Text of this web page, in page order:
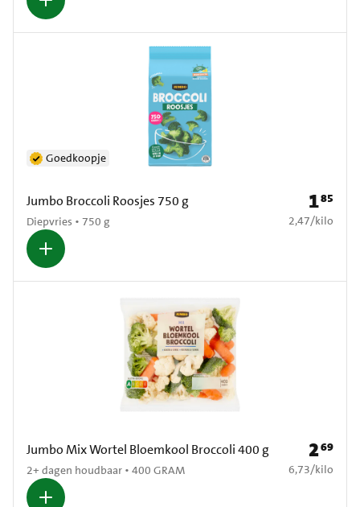
Jumbo Broccoli Roosjes 750 g
Diepvries • 750 g
Goedkoopje
Prijs: €
185
€ 2,47 per kilo
2,47/kilo
Jumbo Mix Wortel Bloemkool Broccoli 400 g
2+ dagen houdbaar • 400 GRAM
Prijs: €
269
€ 6,73 per kilo
6,73/kilo